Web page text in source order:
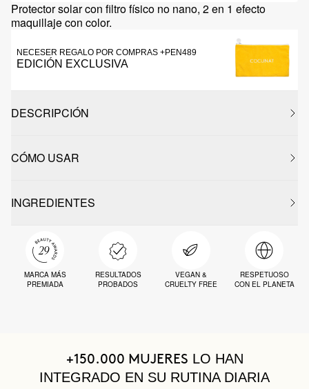
Protector solar con filtro físico no nano, 2 en 1 efecto
maquillaje con color.
NECESER REGALO POR COMPRAS +PEN489
EDICIÓN EXCLUSIVA
DESCRIPCIÓN
CÓMO USAR
INGREDIENTES
MARCA MÁS
PREMIADA
RESULTADOS
PROBADOS
VEGAN &
CRUELTY FREE
RESPETUOSO
CON EL PLANETA
+150.000 MUJERES LO HAN
INTEGRADO EN SU RUTINA DIARIA